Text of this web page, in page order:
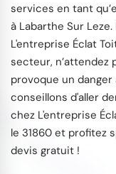
services en tant
à Labarthe Sur
L'entreprise Éclat
secteur, n’attendez
provoque un
conseillons d'aller
chez L'entreprise
le 31860 et profitez
devis gratuit !